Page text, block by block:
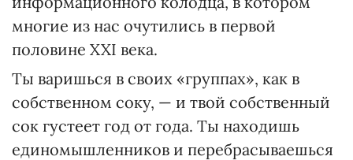
многие из нас очутились в первой
половине XXI века.
Ты варишься в своих «группах», как в
собственном соку, — и твой собственный
сок густеет год от года. Ты находишь
единомышленников и перебрасываешься